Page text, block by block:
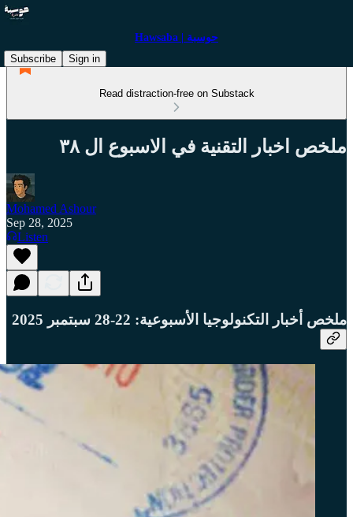
Hawsaba | حوسبة
Subscribe
Sign in
Read distraction-free on Substack
ملخص اخبار التقنية في الاسبوع ال ٣٨
Mohamed Ashour
Sep 28, 2025
Listen
ملخص أخبار التكنولوجيا الأسبوعية: 22-28 سبتمبر 2025